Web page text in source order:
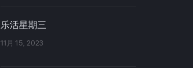
乐活星期三
11月 15, 2023